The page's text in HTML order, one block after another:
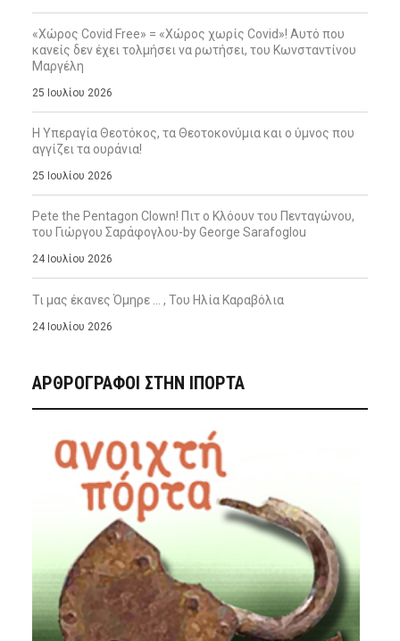
«Χώρος Covid Free» = «Χώρος χωρίς Covid»! Αυτό που
κανείς δεν έχει τολμήσει να ρωτήσει, του Κωνσταντίνου
Μαργέλη
25 Ιουλίου 2026
Η Υπεραγία Θεοτόκος, τα Θεοτοκονύμια και ο ύμνος που
αγγίζει τα ουράνια!
25 Ιουλίου 2026
Pete the Pentagon Clown! Πιτ ο Κλόουν του Πενταγώνου,
του Γιώργου Σαράφογλου-by George Sarafoglou
24 Ιουλίου 2026
Τι μας έκανες Όμηρε … , Του Ηλία Καραβόλια
24 Ιουλίου 2026
ΑΡΘΡΟΓΡΑΦΟΙ ΣΤΗΝ IΠΟΡΤΑ